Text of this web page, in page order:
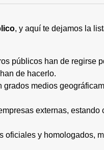
, y aquí te dejamos la
públicos han de regirse
de hacerlo.
medios
externas, estando
y homologados,